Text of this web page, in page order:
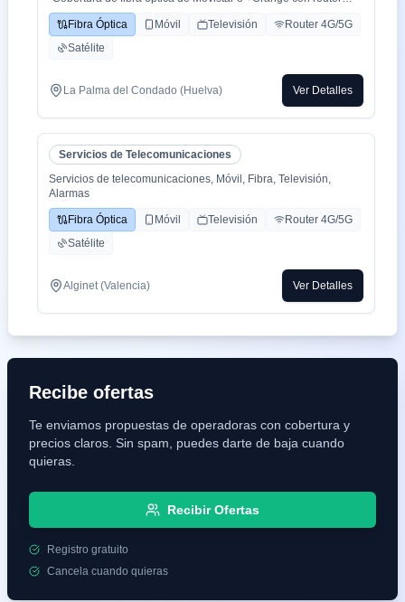
WiFi 6.
-Cobertura movil con triple cobertura Orange, Yoigo y Movistar
-TV con todo el deporte o con toda la plataformas de cine y
series como Netflix, HBO, Amazon Prime, Apple TV, Disney+
-También somos colaboradores con alarmas de la marca ADT
con la mayor red de alarma de Europa.
cliente es humana y rapidez en solución de problemas que es
lo que está falta la sociedad.
Fibra Óptica Móvil Televisión
Router 4G/5G
Satélite
La Palma del Condado (Huelva) Ver Detalles
Servicios de Telecomunicaciones
Servicios de telecomunicaciones, Móvil, Fibra, Televisión,
Alarmas
Fibra Óptica Móvil Televisión
Router 4G/5G
Satélite
Alginet (Valencia) Ver Detalles
Recibe ofertas
Te enviamos propuestas de operadoras con cobertura y
precios claros. Sin spam, puedes darte de baja cuando
quieras.
Recibir Ofertas
Registro gratuito
Cancela cuando quieras